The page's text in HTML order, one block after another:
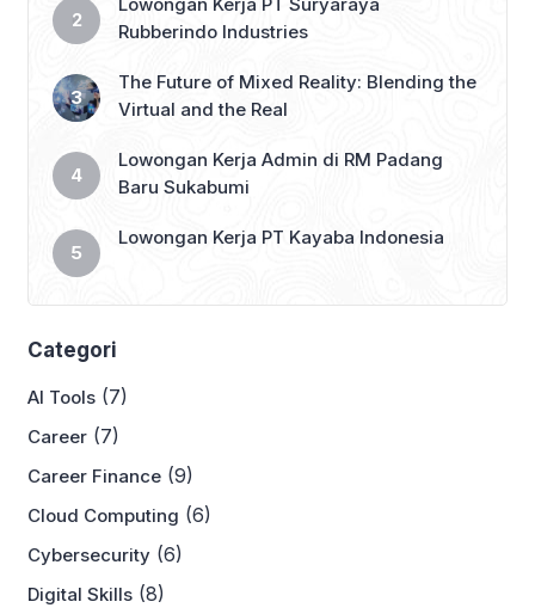
Rubberindo Industries
The Future of Mixed Reality: Blending the
Virtual and the Real
Lowongan Kerja Admin di RM Padang
Baru Sukabumi
Lowongan Kerja PT Kayaba Indonesia
Categori
AI Tools (7)
Career (7)
Career Finance (9)
Cloud Computing (6)
Cybersecurity (6)
Digital Skills (8)